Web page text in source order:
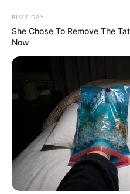
Ambyar! 10 Kalimat
Pakai Bahasa Jawa
Galau Abis
BUZZ DAY
She Chose To Remove The
Now